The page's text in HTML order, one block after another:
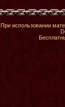
При использовании